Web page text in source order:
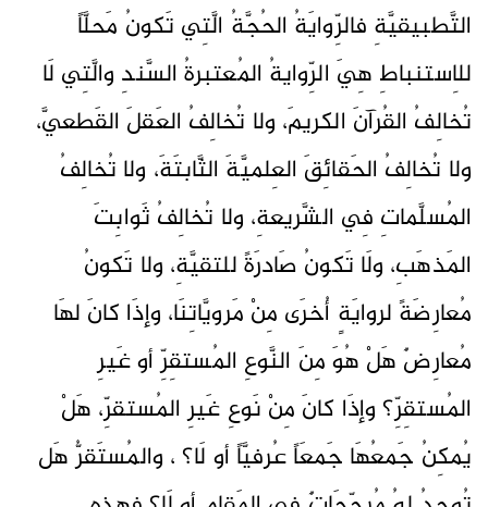
التَّطبيقيَّةِ فالرِّوايَةُ الحُجَّةُ الَّتِي تَكونُ مَحلَّاً
للاِستنباطِ هِيَ الرِّوايةُ المُعتبرةُ السَّندِ والَّتِي لَا
تُخالِفُ القُرآنَ الكريمَ، ولا تُخالِفُ العَقلَ القَطعيَّ،
ولا تُخالِفُ الحَقائِقَ العِلميَّةَ الثَّابتَةَ، ولا تُخالِفُ
المُسلَّماتِ فِي الشَّريعةِ، ولا تُخالِفُ ثَوابِتَ
المَذهَبِ، ولَا تَكونُ صَادرَةً للتقيَّةِ، ولا تَكونُ
مُعارِضَةً لروايَةٍ أُخرَى مِنْ مَرويَّاتِنَا، وإذَا كانَ لهَا
مُعارِضٌ هَلْ هُوَ مِنَ النَّوعِ المُستقِرِّ أو غَيرِ
المُستقِرِّ؟ وإذَا كانَ مِنْ نَوعِ غَيرِ المُستقرِّ، هَلْ
يُمكِنُ جَمعُهَا جَمعَاً عُرفيَّاً أو لَا؟ ، والمُستَقرُّ هَل